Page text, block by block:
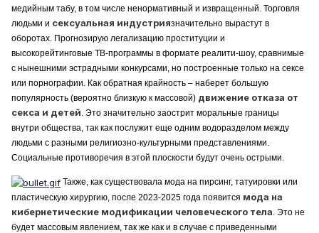
медийным табу, в том числе ненормативный и извращенный. Торговля
людьми и сексуальная индустриязначительно вырастут в
оборотах. Прогнозирую легализацию проституции и
высокорейтинговые ТВ-программы в формате реалити-шоу, сравнимые
с нынешними эстрадными конкурсами, но построенные только на сексе
или порнографии. Как обратная крайность – наберет большую
популярность (вероятно близкую к массовой) движение отказа от
секса и детей. Это значительно заострит моральные границы
внутри общества, так как послужит еще одним водоразделом между
людьми с разными религиозно-культурными представлениями.
Социальные противоречия в этой плоскости будут очень острыми.
Также, как существовала мода на пирсинг, татуировки или
пластическую хирургию, после 2023-2025 года появится мода на
кибернетические модификации человеческого тела . Это не
будет массовым явлением, так же как и в случае с приведенными